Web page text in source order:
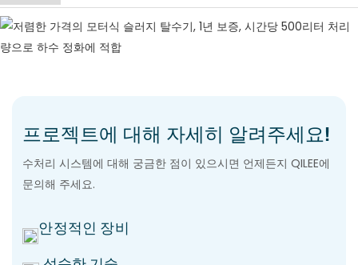
프로젝트에 대해 자세히 알려주세요!
수처리 시스템에 대해 궁금한 점이 있으시면 언제든지 QILEE에
문의해 주세요.
안정적인 장비